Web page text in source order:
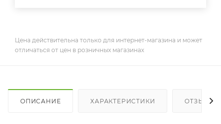
Цена действительна только для интернет-магазина и может
отличаться от цен в розничных магазинах
ОПИСАНИЕ ХАРАКТЕРИСТИКИ ОТЗЫВЫ